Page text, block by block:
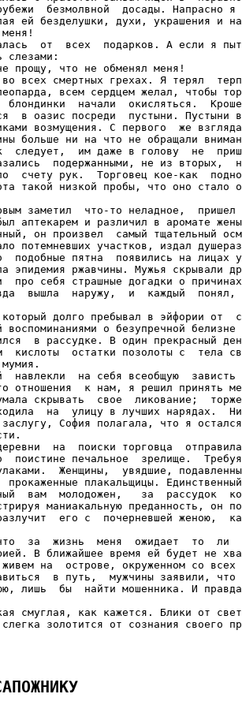
безмолвной  досады. Напрасно я
ей безделушки, духи, украшения и
от  всех  подарков. А если я
слезами:
прощу, что не обменял меня!
всех смертных грехах. Я терял
всем сердцем желал, чтобы
блондинки  начали  окисляться.
в оазис посреди  пустыни. Пустыни
возмущения. С первого  же
больше ни на что не обращали
следует,  им даже в голову  не
подержанными, не из вторых,
счету рук.  Торговец кое-как
такой низкой пробы, что оно стало
заметил  что-то неладное,  пришел
аптекарем и различил в аромате
он произвел  самый тщательный
потемневших участков, издал
подобные пятна  появились на лицах
эпидемия ржавчины. Мужья скрывали
про себя страшные догадки о
вышла  наружу,  и  каждый
долго пребывал в эйфории от
воспоминаниями о безупречной
в рассудке. В один прекрасный
кислоты  остатки позолоты с  тела
навлекли  на себя всеобщую  зависть
отношения  к нам, я решил принять
скрывать  свое  ликование;
на  улицу в лучших нарядах.
София полагала, что я
на  поиски торговца
поистине печальное  зрелище.
Женщины,  увядшие,
прокаженные плакальщицы.
вам  молодожен,   за  рассудок
маниакальную преданность, он
его с  почерневшей женою,
за  жизнь  меня  ожидает  то  ли
В ближайшее время ей будет не
на  острове, окруженном со всех
в путь,  мужчины заявили, что
лишь  бы  найти мошенника. И
смуглая, как кажется. Блики от
золотится от сознания своего